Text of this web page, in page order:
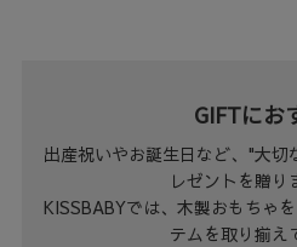
GIFTにお
出産祝いやお誕生日など、"大
レゼントを贈り
KISSBABYでは、木製おもちゃ
テムを取り揃え